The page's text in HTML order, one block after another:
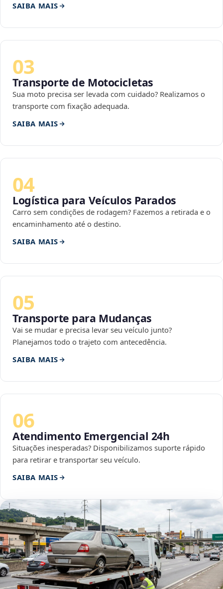
SAIBA MAIS
03
Transporte de Motocicletas
Sua moto precisa ser levada com cuidado? Realizamos o
transporte com fixação adequada.
SAIBA MAIS
04
Logística para Veículos Parados
Carro sem condições de rodagem? Fazemos a retirada e o
encaminhamento até o destino.
SAIBA MAIS
05
Transporte para Mudanças
Vai se mudar e precisa levar seu veículo junto?
Planejamos todo o trajeto com antecedência.
SAIBA MAIS
06
Atendimento Emergencial 24h
Situações inesperadas? Disponibilizamos suporte rápido
para retirar e transportar seu veículo.
SAIBA MAIS